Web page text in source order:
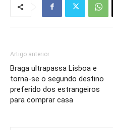
Artigo anterior
Braga ultrapassa Lisboa e
torna-se o segundo destino
preferido dos estrangeiros
para comprar casa